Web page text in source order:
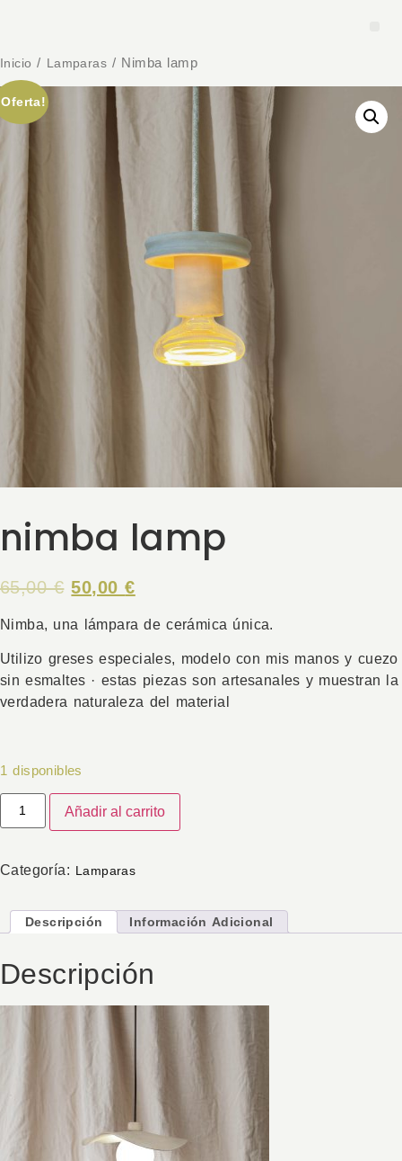
Inicio / Lamparas / Nimba lamp
nimba lamp
65,00€ 50,00€
Nimba, una lámpara de cerámica única.
Utilizo greses especiales, modelo con mis manos y cuezo
sin esmaltes · estas piezas son artesanales y muestran la
verdadera naturaleza del material
1 disponibles
Añadir al carrito
Categoría: Lamparas
Descripción Información Adicional
Descripción